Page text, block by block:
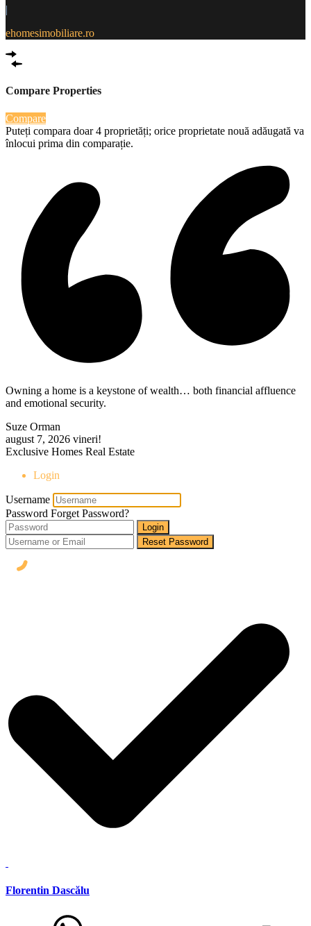
|
ehomesimobiliare.ro
Compare Properties
Compare
Puteți compara doar 4 proprietăți; orice proprietate nouă adăugată va
înlocui prima din comparație.
Owning a home is a keystone of wealth… both financial affluence
and emotional security.
Suze Orman
august 7, 2026 vineri!
Exclusive Homes Real Estate
Login
Username
Password Forget Password?
Login
Reset Password
Florentin Dascălu